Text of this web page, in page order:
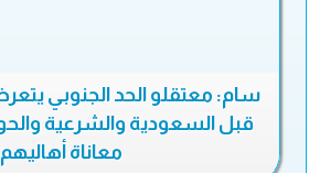
سام: معتقلو الحد الجنوبي
قبل السعودية والشرعية
معاناة أهاليهم